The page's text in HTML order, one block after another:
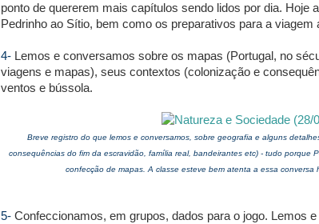
ponto de quererem mais capítulos sendo lidos por dia. Hoje
Pedrinho ao Sítio, bem como os preparativos para a viagem
4- Lemos e conversamos sobre os mapas (Portugal, no
viagens e mapas), seus contextos (colonização e
ventos e bússola.
Breve registro do que lemos e conversamos, sobre geografia e alguns
consequências do fim da escravidão, família real, bandeirantes etc) - tudo porque
confecção de mapas. A classe esteve bem atenta a essa conversa
5- Confeccionamos, em grupos, dados para o jogo. Lemos